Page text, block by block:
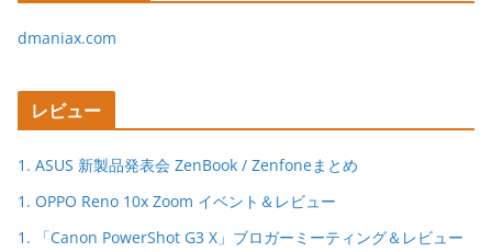
dmaniax.com
レビュー
1. ASUS 新製品発表会 ZenBook / Zenfoneまとめ
1. OPPO Reno 10x Zoom イベント＆レビュー
1. 「Canon PowerShot G3 X」ブロガーミーティング＆レビュー